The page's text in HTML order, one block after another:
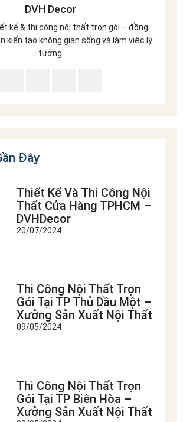
DVH Decor
kế & thi công nội thất trọn gói – đồng
kiến tạo không gian sống và làm việc lý
tưởng.
Đây
Thiết Kế Và Thi Công Nội
Thất Cửa Hàng TPHCM –
DVHDecor
20/07/2024
Thi Công Nội Thất Trọn
Gói Tại TP Thủ Dầu Một –
Xưởng Sản Xuất Nội Thất
09/05/2024
Thi Công Nội Thất Trọn
Gói Tại TP Biên Hòa –
Xưởng Sản Xuất Nội Thất